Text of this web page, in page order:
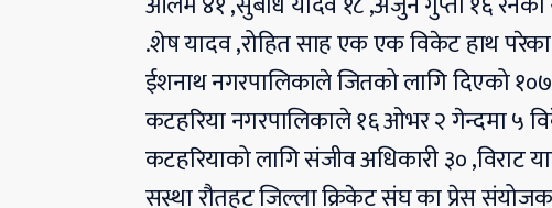
.शेष यादव ,रोहित साह एक एक विकेट हाथ परेका
ईशनाथ नगरपालिकाले जितको लागि दिएको
कटहरिया नगरपालिकाले १६ ओभर २ गेन्दमा ५
कटहरियाको लागि संजीव अधिकारी ३० ,विराट
सस्था रौतहट जिल्ला क्रिकेट संघ का प्रेस